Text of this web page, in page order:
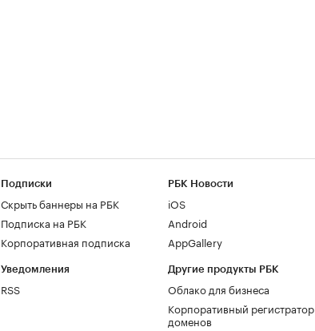
Подписки
Скрыть баннеры на РБК
Подписка на РБК
Корпоративная подписка
Уведомления
RSS
РБК Новости
iOS
Android
AppGallery
Другие продукты РБК
Облако для бизнеса
Корпоративный регистратор
доменов